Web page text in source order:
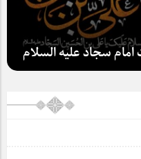
سجاد علیه السلام